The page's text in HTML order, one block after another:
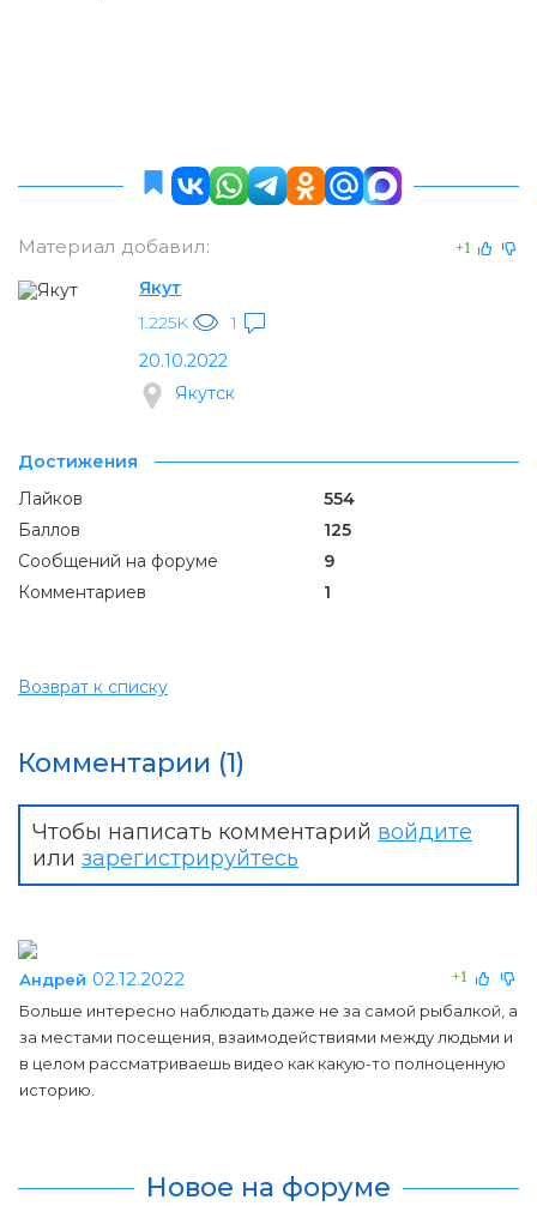
Материал добавил: +1
Якут
1.225K
1
20.10.2022
Якутск
Достижения
Лайков
554
Баллов
125
Сообщений на форуме
9
Комментариев
1
Возврат к списку
Комментарии (1)
Чтобы написать комментарий войдите
или зарегистрируйтесь
+1
Андрей 02.12.2022
Больше интересно наблюдать даже не за самой рыбалкой, а
за местами посещения, взаимодействиями между людьми и
в целом рассматриваешь видео как какую-то полноценную
историю.
Новое на форуме